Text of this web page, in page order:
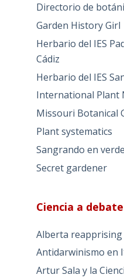
Directorio de
Garden History Girl
Herbario del IES
Cádiz
Herbario del IES
International Plant
Missouri Botanical
Plant systematics
Sangrando en verde
Secret gardener
Ciencia a debate
Alberta reapprising
Antidarwinismo en
Artur Sala y la